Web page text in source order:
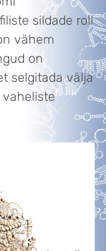
sildade roll
vähem
on
selgitada välja